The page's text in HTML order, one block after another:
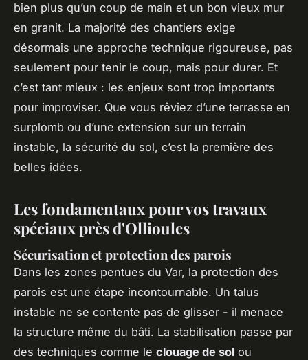
bien plus qu’un coup de main et un bon vieux mur
en granit. La majorité des chantiers exige
désormais une approche technique rigoureuse, pas
seulement pour tenir le coup, mais pour durer. Et
c’est tant mieux : les enjeux sont trop importants
pour improviser. Que vous rêviez d’une terrasse en
surplomb ou d’une extension sur un terrain
instable, la sécurité du sol, c’est la première des
belles idées.
Les fondamentaux pour vos travaux
spéciaux près d'Ollioules
Sécurisation et protection des parois
Dans les zones pentues du Var, la protection des
parois est une étape incontournable. Un talus
instable ne se contente pas de glisser - il menace
la structure même du bâti. La stabilisation passe par
des techniques comme le clouage de sol ou